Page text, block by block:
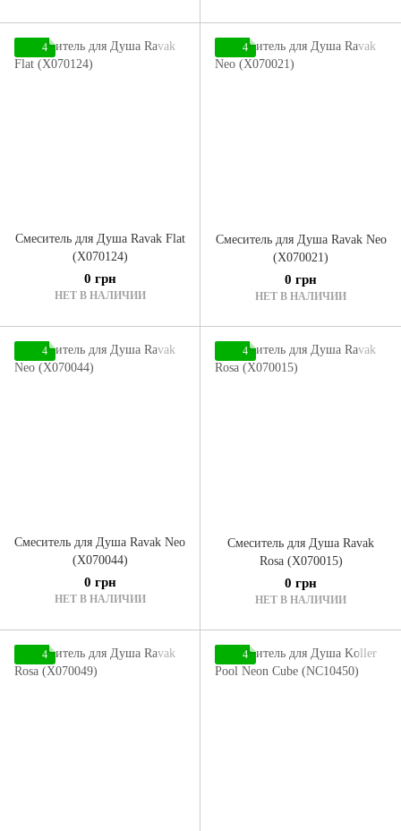
4
Смеситель для Душа Ravak Flat
(X070124)
0 грн
НЕТ В НАЛИЧИИ
4
Смеситель для Душа Ravak Neo
(X070021)
0 грн
НЕТ В НАЛИЧИИ
4
Смеситель для Душа Ravak Neo
(X070044)
0 грн
НЕТ В НАЛИЧИИ
4
Смеситель для Душа Ravak
Rosa (X070015)
0 грн
НЕТ В НАЛИЧИИ
4 4